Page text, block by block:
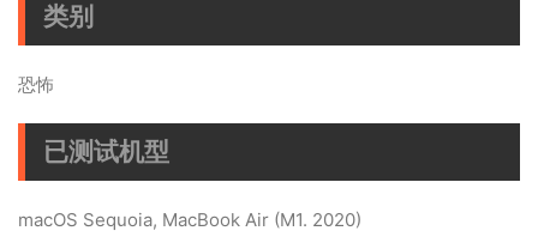
类别
恐怖
已测试机型
macOS Sequoia, MacBook Air (M1. 2020)